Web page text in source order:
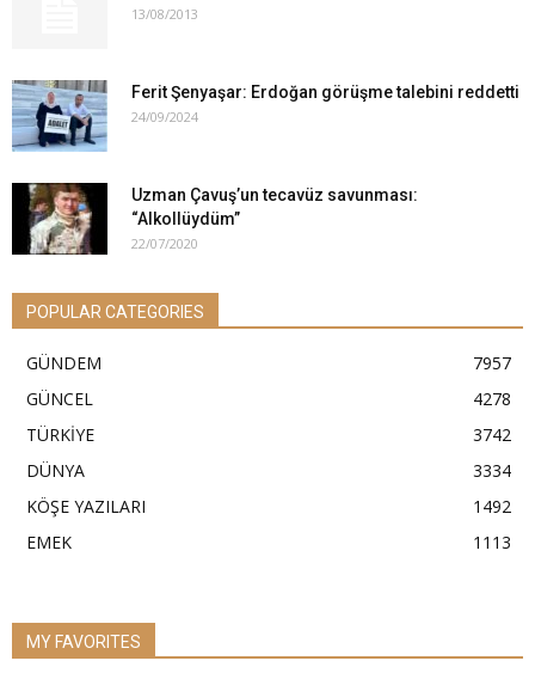
13/08/2013
Ferit Şenyaşar: Erdoğan görüşme talebini reddetti
24/09/2024
Uzman Çavuş’un tecavüz savunması:
“Alkollüydüm”
22/07/2020
POPULAR CATEGORIES
GÜNDEM
7957
GÜNCEL
4278
TÜRKİYE
3742
DÜNYA
3334
KÖŞE YAZILARI
1492
EMEK
1113
MY FAVORITES